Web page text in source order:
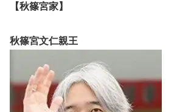
【秋篠宮家】
秋篠宮文仁親王